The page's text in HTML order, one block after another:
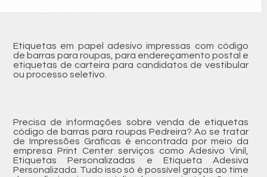
Etiquetas em papel adesivo impressas com código
de barras para roupas, para endereçamento postal e
etiquetas de carteira para candidatos de vestibular
ou processo seletivo.
Precisa de informações sobre venda de etiquetas
código de barras para roupas Pedreira? Ao se tratar
de Impressões Gráficas é encontrada por meio da
empresa Print Center serviços como Adesivo Vinil,
Etiquetas Personalizadas e Etiqueta Adesiva
Personalizada. Tudo isso só é possível graças ao time